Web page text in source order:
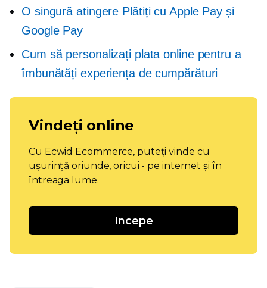
O singură atingere Plătiți cu Apple Pay și
Google Pay
Cum să personalizați plata online pentru a
îmbunătăți experiența de cumpărături
Vindeți online
Cu Ecwid Ecommerce, puteți vinde cu
ușurință oriunde, oricui - pe internet și în
întreaga lume.
Incepe